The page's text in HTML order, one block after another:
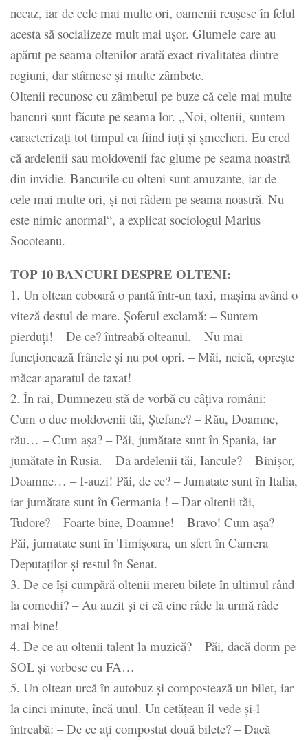
necaz, iar de cele mai multe ori, oamenii reuşesc în felul
acesta să socializeze mult mai uşor. Glumele care au
apărut pe seama oltenilor arată exact rivalitatea dintre
regiuni, dar stârnesc şi multe zâmbete.
Oltenii recunosc cu zâmbetul pe buze că cele mai multe
bancuri sunt făcute pe seama lor. „Noi, oltenii, suntem
caracterizaţi tot timpul ca fiind iuţi şi şmecheri. Eu cred
că ardelenii sau moldovenii fac glume pe seama noastră
din invidie. Bancurile cu olteni sunt amuzante, iar de
cele mai multe ori, şi noi râdem pe seama noastră. Nu
este nimic anormal“, a explicat sociologul Marius
Socoteanu.
TOP 10 BANCURI DESPRE OLTENI:
1. Un oltean coboară o pantă într-un taxi, maşina având o
viteză destul de mare. Şoferul exclamă: – Suntem
pierduţi! – De ce? întreabă olteanul. – Nu mai
funcţionează frânele şi nu pot opri. – Măi, neică, opreşte
măcar aparatul de taxat!
2. În rai, Dumnezeu stă de vorbă cu câţiva români: –
Cum o duc moldovenii tăi, Ştefane? – Rău, Doamne,
rău… – Cum aşa? – Păi, jumătate sunt în Spania, iar
jumătate în Rusia. – Da ardelenii tăi, Iancule? – Binişor,
Doamne… – I-auzi! Păi, de ce? – Jumatate sunt în Italia,
iar jumătate sunt în Germania ! – Dar oltenii tăi,
Tudore? – Foarte bine, Doamne! – Bravo! Cum aşa? –
Păi, jumatate sunt în Timişoara, un sfert în Camera
Deputaţilor şi restul în Senat.
3. De ce îşi cumpără oltenii mereu bilete în ultimul rând
la comedii? – Au auzit şi ei că cine râde la urmă râde
mai bine!
4. De ce au oltenii talent la muzică? – Păi, dacă dorm pe
SOL şi vorbesc cu FA…
5. Un oltean urcă în autobuz şi compostează un bilet, iar
la cinci minute, încă unul. Un cetăţean îl vede şi-l
întreabă: – De ce aţi compostat două bilete? – Dacă